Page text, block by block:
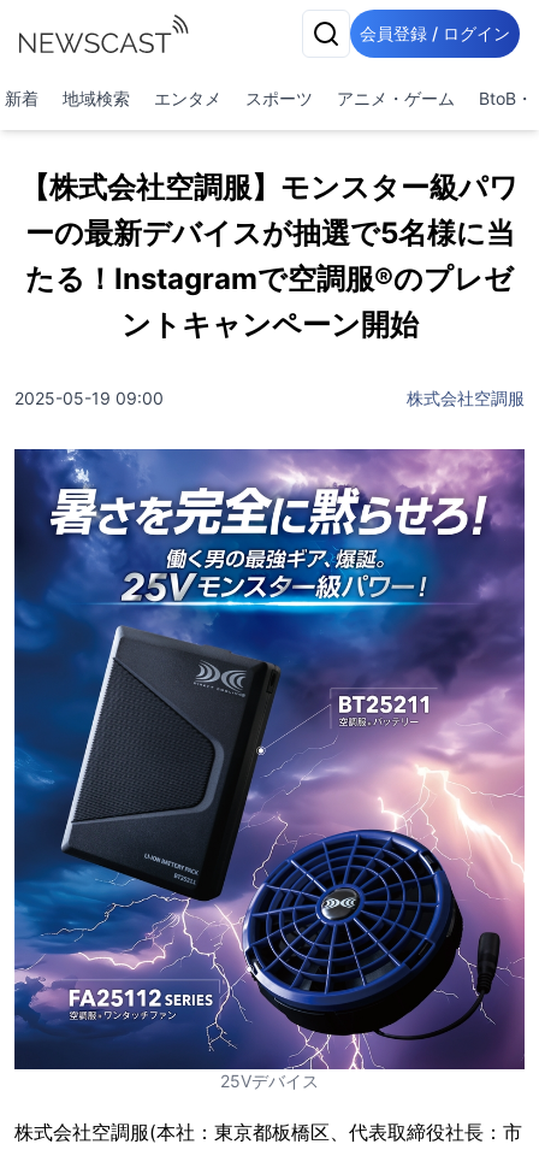
会員登録 / ログイン
新着 地域検索 エンタメ スポーツ アニメ・ゲーム BtoB・
【株式会社空調服】モンスター級パワ
ーの最新デバイスが抽選で5名様に当
たる！Instagramで空調服®のプレゼ
ントキャンペーン開始
2025-05-19 09:00 株式会社空調服
25Vデバイス
株式会社空調服(本社：東京都板橋区、代表取締役社長：市